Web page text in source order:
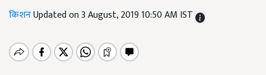
किशनUpdated on 3 August, 2019 10:50 AM IST